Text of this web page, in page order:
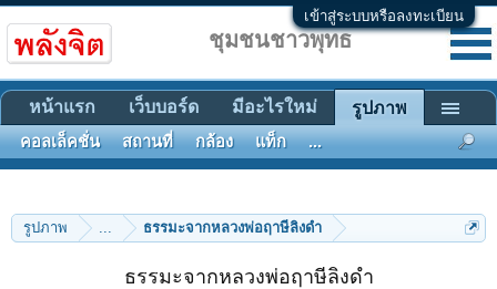
เข้าสู่ระบบหรือลงทะเบียน
รูปภาพ ... ธรรมะจากหลวงพ่อฤาษีลิงดำ
ธรรมะจากหลวงพ่อฤาษีลิงดำ
ชุมชนชาวพุทธ
หน้าแรก เว็บบอร์ด มีอะไรใหม่ รูปภาพ
คอลเล็คชั่น สถานที่ กล้อง แท็ก ...